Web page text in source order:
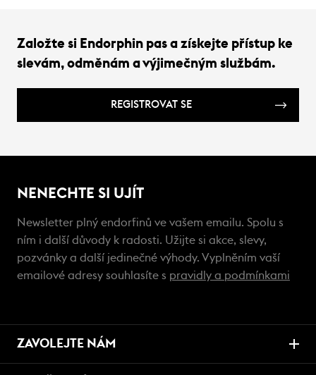
Založte si Endorphin pas a získejte přístup ke
slevám, odměnám a výjimečným službám.
REGISTROVAT SE
NENECHTE SI UJÍT
Newsletter plný endorfinů ve vašem emailu. Spolu s
ním i další důvody k radosti. Užijte si akce, slevy,
pozvánky a další jedinečné výhody. Vyplněním vaší
emailové adresy souhlasíte s pravidly a podmínkami
ZAVOLEJTE NÁM